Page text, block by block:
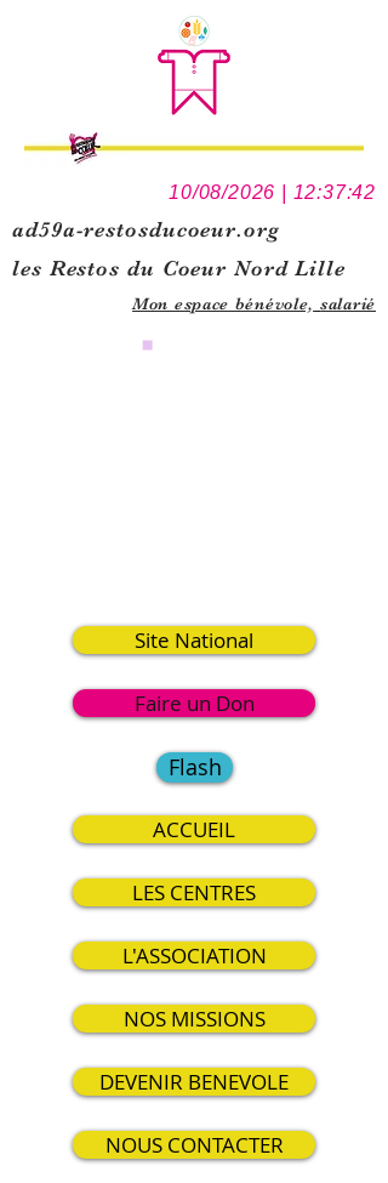
10/08/2026 | 12:37:42
ad59a-restosducoeur.org
les Restos du Coeur Nord Lille
Mon espace bénévole, salarié
Site National
Faire un Don
Flash
ACCUEIL
LES CENTRES
L'ASSOCIATION
NOS MISSIONS
DEVENIR BENEVOLE
NOUS CONTACTER